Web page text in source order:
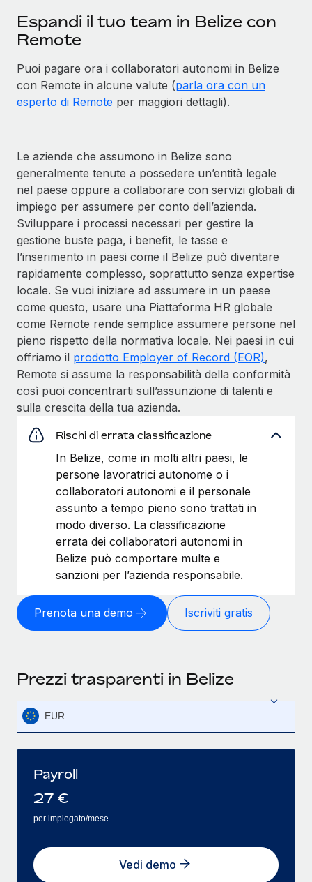
Espandi il tuo team in Belize con
Remote
Puoi pagare ora i collaboratori autonomi in Belize
con Remote in alcune valute (parla ora con un
esperto di Remote per maggiori dettagli).
Le aziende che assumono in Belize sono
generalmente tenute a possedere un’entità legale
nel paese oppure a collaborare con servizi globali di
impiego per assumere per conto dell’azienda.
Sviluppare i processi necessari per gestire la
gestione buste paga, i benefit, le tasse e
l’inserimento in paesi come il Belize può diventare
rapidamente complesso, soprattutto senza expertise
locale. Se vuoi iniziare ad assumere in un paese
come questo, usare una Piattaforma HR globale
come Remote rende semplice assumere persone nel
pieno rispetto della normativa locale. Nei paesi in cui
offriamo il prodotto Employer of Record (EOR),
Remote si assume la responsabilità della conformità
così puoi concentrarti sull’assunzione di talenti e
sulla crescita della tua azienda.
Rischi di errata classificazione
In Belize, come in molti altri paesi, le
persone lavoratrici autonome o i
collaboratori autonomi e il personale
assunto a tempo pieno sono trattati in
modo diverso. La classificazione
errata dei collaboratori autonomi in
Belize può comportare multe e
sanzioni per l’azienda responsabile.
Prenota una demo Iscriviti gratis
Prezzi trasparenti in Belize
EUR
Payroll
27 €
per impiegato/mese
Vedi demo